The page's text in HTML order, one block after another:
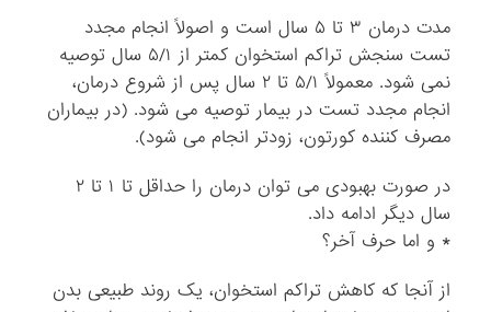
مدت درمان ۳ تا ۵ سال است و اصولاً انجام مجدد
تست سنجش تراکم استخوان کمتر از ۵/۱ سال توصیه
نمی شود. معمولاً ۵/۱ تا ۲ سال پس از شروع درمان،
انجام مجدد تست در بیمار توصیه می شود. (در بیماران
مصرف کننده کورتون، زودتر انجام می شود).
در صورت بهبودی می توان درمان را حداقل تا ۱ تا ۲
سال دیگر ادامه داد.
* و اما حرف آخر؟
از آنجا که کاهش تراکم استخوان، یک روند طبیعی بدن